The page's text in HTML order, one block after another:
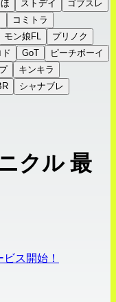
ストデイ
ゴブスレ
コミトラ
モン娘FL
プリノク
GoT
ピーチボーイ
キンキラ
シャナブレ
クル 最
ス開始！